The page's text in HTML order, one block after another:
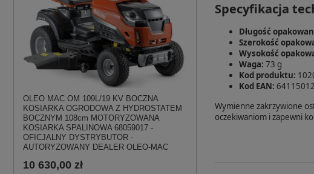
OLEO MAC OM 109L/19 KV BOCZNA
KOSIARKA OGRODOWA Z HYDROSTATEM
BOCZNYM 108cm MOTORYZOWANA
KOSIARKA SPALINOWA 68059017 -
OFICJALNY DYSTRYBUTOR -
AUTORYZOWANY DEALER OLEO-MAC
10 630,00 zł
Specyfikacja
Długość
Szerokość
Wysokość
Waga: 73 g
Kod produktu:
Kod EAN:
Wymienne zakrzywione
oczekiwaniom i zapewni